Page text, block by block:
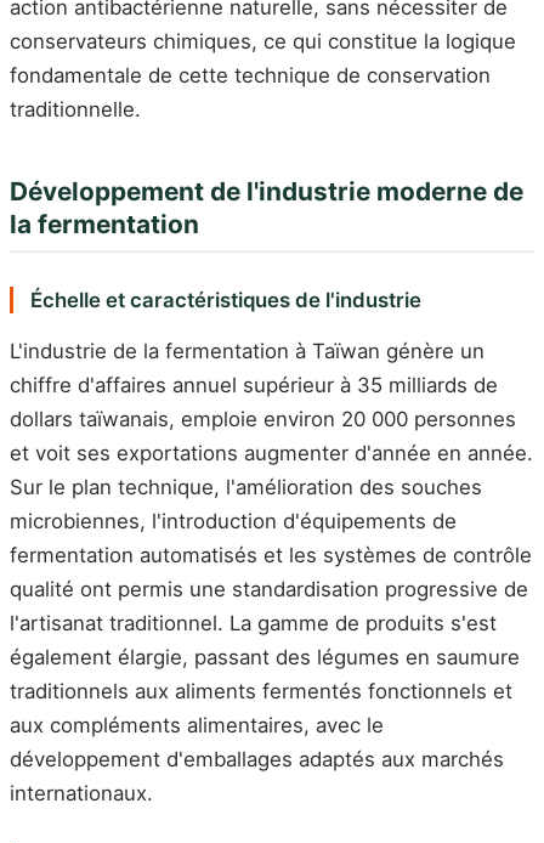
action antibactérienne naturelle, sans nécessiter de
conservateurs chimiques, ce qui constitue la logique
fondamentale de cette technique de conservation
traditionnelle.
Développement de l'industrie moderne de
la fermentation
Échelle et caractéristiques de l'industrie
L'industrie de la fermentation à Taïwan génère un
chiffre d'affaires annuel supérieur à 35 milliards de
dollars taïwanais, emploie environ 20 000 personnes
et voit ses exportations augmenter d'année en année.
Sur le plan technique, l'amélioration des souches
microbiennes, l'introduction d'équipements de
fermentation automatisés et les systèmes de contrôle
qualité ont permis une standardisation progressive de
l'artisanat traditionnel. La gamme de produits s'est
également élargie, passant des légumes en saumure
traditionnels aux aliments fermentés fonctionnels et
aux compléments alimentaires, avec le
développement d'emballages adaptés aux marchés
internationaux.